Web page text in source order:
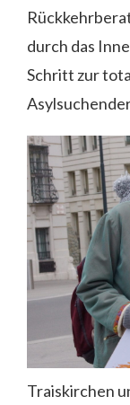
durch das
Schritt zur
Traiskirchen